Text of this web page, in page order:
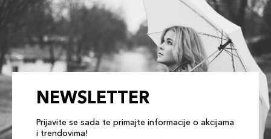
NEWSLETTER
Prijavite se sada te primajte informacije o akcijama
i trendovima!